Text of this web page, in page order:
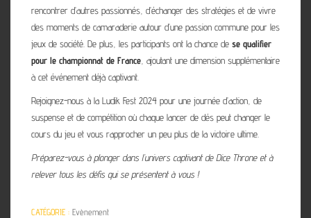
rencontrer d’autres passionnés, d’échanger des stratégies et de vivre
des moments de camaraderie autour d’une passion commune pour les
jeux de société. De plus, les participants ont la chance de se qualifier
pour le championnat de France , ajoutant une dimension supplémentaire
à cet événement déjà captivant.
Rejoignez-nous à la Ludik Fest 2024 pour une journée d’action, de
suspense et de compétition où chaque lancer de dés peut changer le
cours du jeu et vous rapprocher un peu plus de la victoire ultime.
Préparez-vous à plonger dans l’univers captivant de Dice Throne et à
relever tous les défis qui se présentent à vous !
CATÉGORIE : Evènement